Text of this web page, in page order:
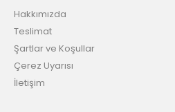
Hakkımızda
Teslimat
Şartlar ve Koşullar
Çerez Uyarısı
İletişim